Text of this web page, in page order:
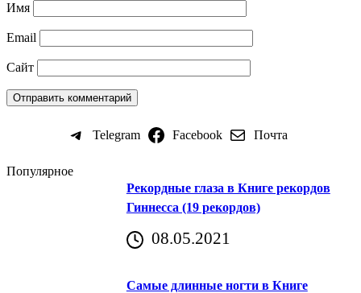
Имя
Email
Сайт
Telegram Facebook Почта
Популярное
Рекордные глаза в Книге рекордов
Гиннесса (19 рекордов)
08.05.2021
Самые длинные ногти в Книге